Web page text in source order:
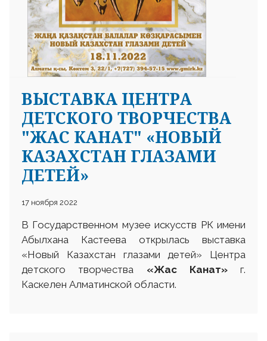
ВЫСТАВКА ЦЕНТРА
ДЕТСКОГО ТВОРЧЕСТВА
"ЖАС КАНАТ" «НОВЫЙ
КАЗАХСТАН ГЛАЗАМИ
ДЕТЕЙ»
17 ноября 2022
В Государственном музее искусств РК имени
Абылхана Кастеева открылась выставка
«Новый Казахстан глазами детей» Центра
детского творчества «Жас Канат»г.
Каскелен Алматинской области.